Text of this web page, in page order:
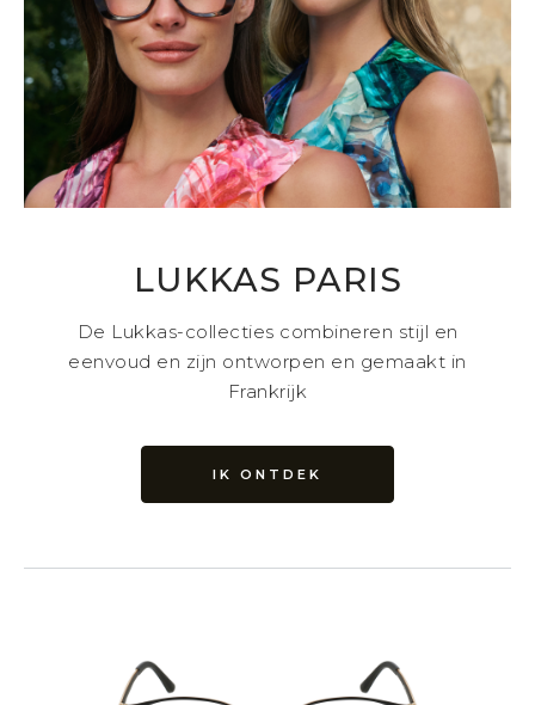
LUKKAS PARIS
De Lukkas-collecties combineren stijl en
eenvoud en zijn ontworpen en gemaakt in
Frankrijk
IK ONTDEK